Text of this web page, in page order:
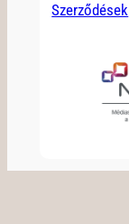
Szerződések